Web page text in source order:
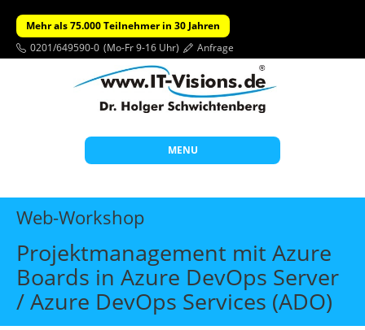
Mehr als 75.000 Teilnehmer in 30 Jahren
0201/649590-0 (Mo-Fr 9-16 Uhr) Anfrage
MENU
Start
Themen
Beratung
Individuelle Schulungen
Offene Seminare
Web-Workshop
Projektmanagement mit Azure
Boards in Azure DevOps Server
/ Azure DevOps Services (ADO)